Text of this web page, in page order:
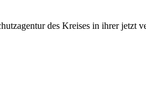
des Kreises in ihrer jetzt